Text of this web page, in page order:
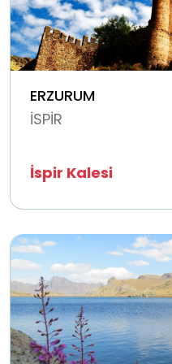
ERZURUM
İSPİR
İspir Kalesi